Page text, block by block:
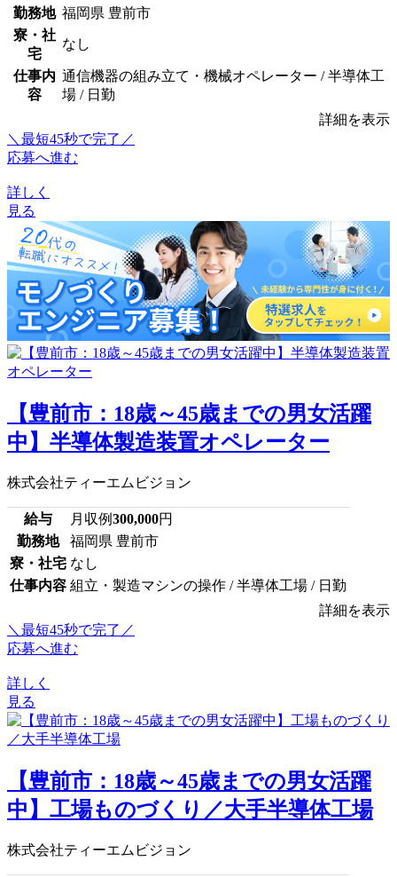
勤務地 福岡県 豊前市
寮・社
宅
なし
仕事内
容
通信機器の組み立て・機械オペレーター / 半導体工
場 / 日勤
詳細を表示
＼最短45秒で完了／
応募へ進む
詳しく
見る
【豊前市：18歳～45歳までの男女活躍
中】半導体製造装置オペレーター
株式会社ティーエムビジョン
給与 月収例300,000円
勤務地
福岡県 豊前市
寮・社宅 なし
仕事内容 組立・製造マシンの操作 / 半導体工場 / 日勤
詳細を表示
＼最短45秒で完了／
応募へ進む
詳しく
見る
【豊前市：18歳～45歳までの男女活躍
中】工場ものづくり／大手半導体工場
株式会社ティーエムビジョン